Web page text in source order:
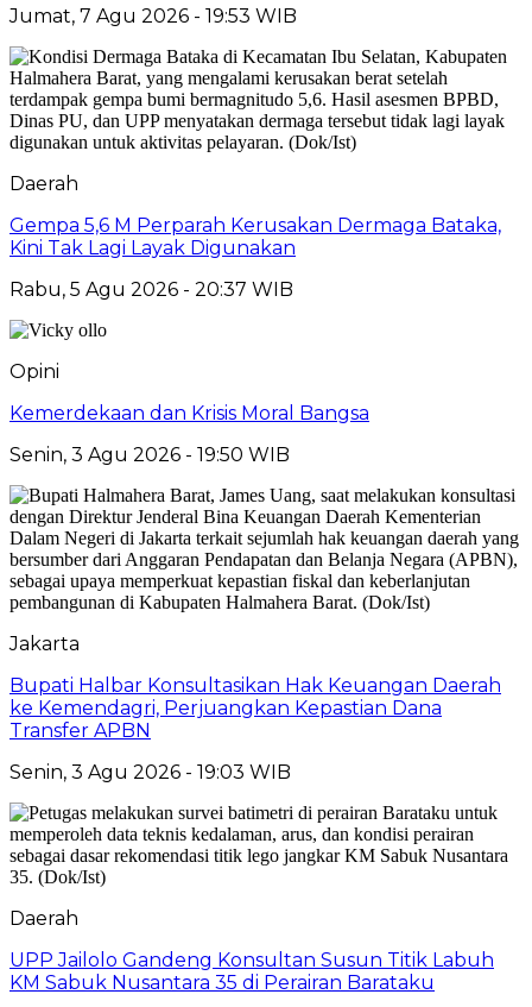
Jumat, 7 Agu 2026 - 19:53 WIB
Daerah
Gempa 5,6 M Perparah Kerusakan Dermaga Bataka,
Kini Tak Lagi Layak Digunakan
Rabu, 5 Agu 2026 - 20:37 WIB
Opini
Kemerdekaan dan Krisis Moral Bangsa
Senin, 3 Agu 2026 - 19:50 WIB
Jakarta
Bupati Halbar Konsultasikan Hak Keuangan Daerah
ke Kemendagri, Perjuangkan Kepastian Dana
Transfer APBN
Senin, 3 Agu 2026 - 19:03 WIB
Daerah
UPP Jailolo Gandeng Konsultan Susun Titik Labuh
KM Sabuk Nusantara 35 di Perairan Barataku